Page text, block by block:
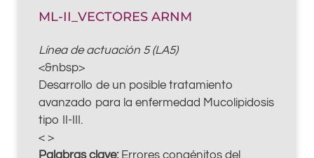
ML-II_VECTORES ARNM
Línea de actuación 5 (LA5)
<&nbsp>
Desarrollo de un posible tratamiento
avanzado para la enfermedad Mucolipidosis
tipo II-III.
< >
Palabras clave:Errores congénitos del